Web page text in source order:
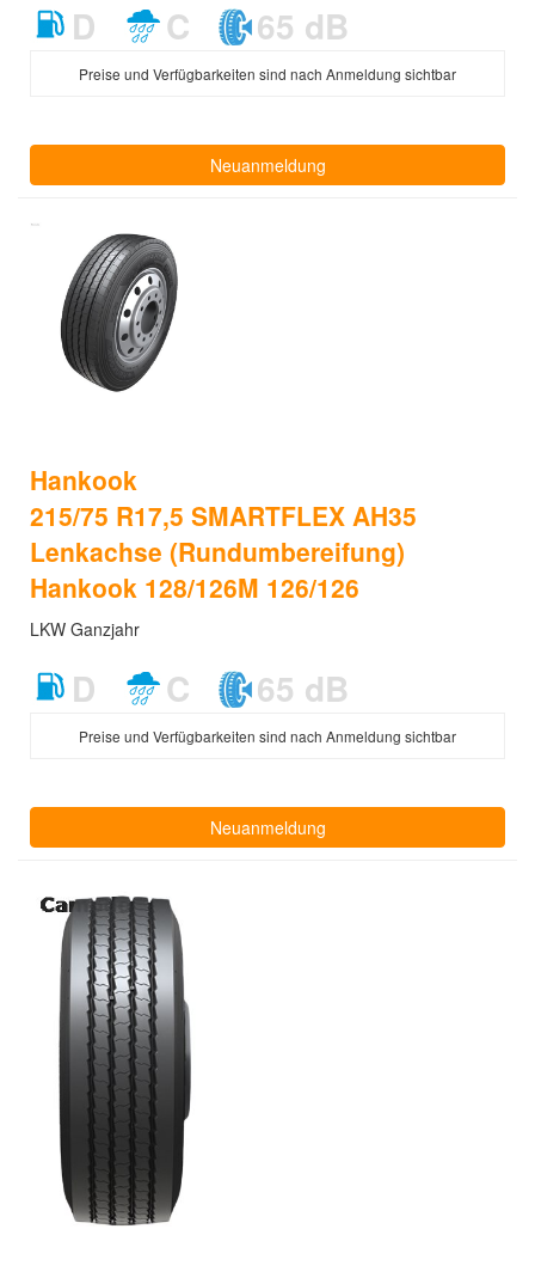
D C 65 dB
Preise und Verfügbarkeiten sind nach Anmeldung sichtbar
Neuanmeldung
Hankook
215/75 R17,5 SMARTFLEX AH35
Lenkachse (Rundumbereifung)
Hankook 128/126M 126/126
LKW Ganzjahr
D C 65 dB
Preise und Verfügbarkeiten sind nach Anmeldung sichtbar
Neuanmeldung